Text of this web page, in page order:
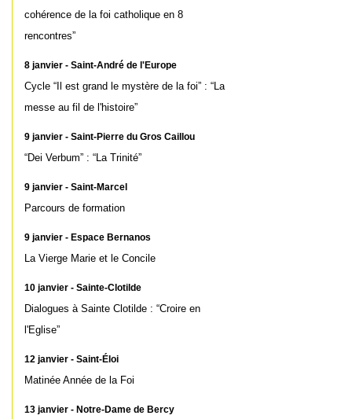
cohérence de la foi catholique en 8
rencontres”
8 janvier - Saint-André de l'Europe
Cycle “Il est grand le mystère de la foi” : “La
messe au fil de l'histoire”
9 janvier - Saint-Pierre du Gros Caillou
“Dei Verbum” : “La Trinité”
9 janvier - Saint-Marcel
Parcours de formation
9 janvier - Espace Bernanos
La Vierge Marie et le Concile
10 janvier - Sainte-Clotilde
Dialogues à Sainte Clotilde : “Croire en
l'Eglise”
12 janvier - Saint-Éloi
Matinée Année de la Foi
13 janvier - Notre-Dame de Bercy